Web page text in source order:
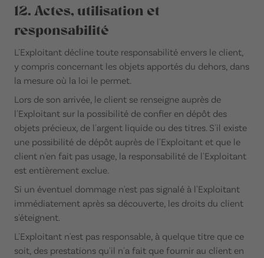
12. Actes, utilisation et
responsabilité
L'Exploitant décline toute responsabilité envers le client,
y compris concernant les objets apportés du dehors, dans
la mesure où la loi le permet.
Lors de son arrivée, le client se renseigne auprès de
l'Exploitant sur la possibilité de confier en dépôt des
objets précieux, de l'argent liquide ou des titres. S'il existe
une possibilité de dépôt auprès de l'Exploitant et que le
client n'en fait pas usage, la responsabilité de l'Exploitant
est entièrement exclue.
Si un éventuel dommage n'est pas signalé à l'Exploitant
immédiatement après sa découverte, les droits du client
s'éteignent.
L'Exploitant n'est pas responsable, à quelque titre que ce
soit, des prestations qu'il n'a fait que fournir au client en